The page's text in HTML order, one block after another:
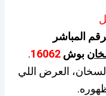
بوش16062
.
العرض اللي